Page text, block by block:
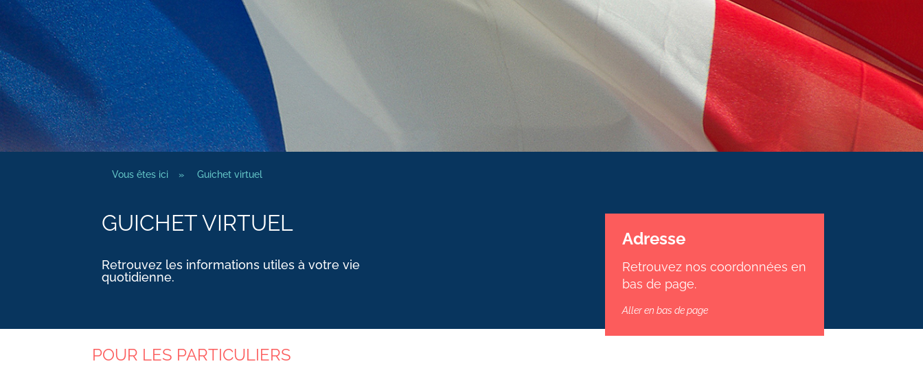
Vous êtes ici » Guichet virtuel
GUICHET VIRTUEL
Retrouvez les informations utiles à votre vie
quotidienne.
Adresse
Retrouvez nos coordonnées en
bas de page.
Aller en bas de page
POUR LES PARTICULIERS